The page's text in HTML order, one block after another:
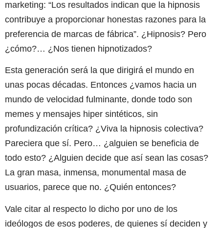
marketing: “Los resultados indican que la hipnosis
contribuye a proporcionar honestas razones para la
preferencia de marcas de fábrica”. ¿Hipnosis? Pero
¿cómo?… ¿Nos tienen hipnotizados?
Esta generación será la que dirigirá el mundo en
unas pocas décadas. Entonces ¿vamos hacia un
mundo de velocidad fulminante, donde todo son
memes y mensajes hiper sintéticos, sin
profundización crítica? ¿Viva la hipnosis colectiva?
Pareciera que sí. Pero… ¿alguien se beneficia de
todo esto? ¿Alguien decide que así sean las cosas?
La gran masa, inmensa, monumental masa de
usuarios, parece que no. ¿Quién entonces?
Vale citar al respecto lo dicho por uno de los
ideólogos de esos poderes, de quienes sí deciden y